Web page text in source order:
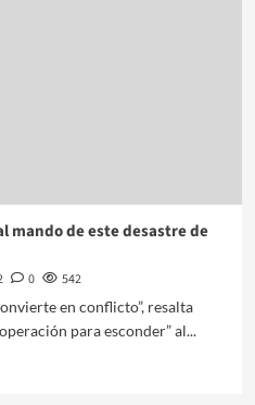
mando de este desastre de
0
542
en conflicto”, resalta
para esconder” al...